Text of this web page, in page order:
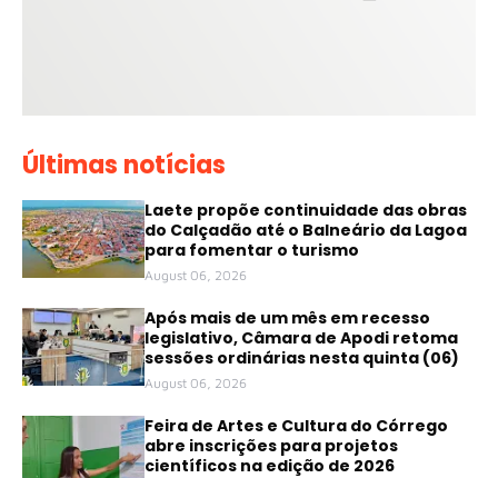
Últimas notícias
Laete propõe continuidade das obras
do Calçadão até o Balneário da Lagoa
para fomentar o turismo
August 06, 2026
Após mais de um mês em recesso
legislativo, Câmara de Apodi retoma
sessões ordinárias nesta quinta (06)
August 06, 2026
Feira de Artes e Cultura do Córrego
abre inscrições para projetos
científicos na edição de 2026